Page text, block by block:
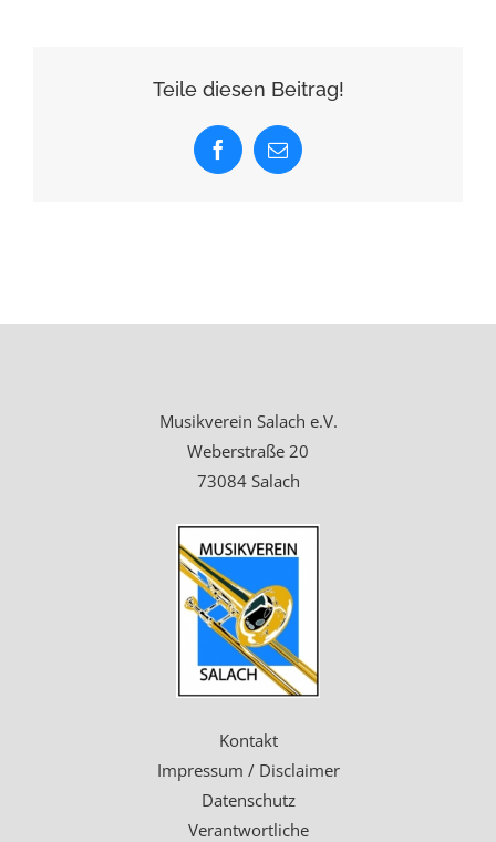
Teile diesen Beitrag!
Facebook
E-
Mail
Musikverein Salach e.V.
Weberstraße 20
73084 Salach
Kontakt
Impressum / Disclaimer
Datenschutz
Verantwortliche